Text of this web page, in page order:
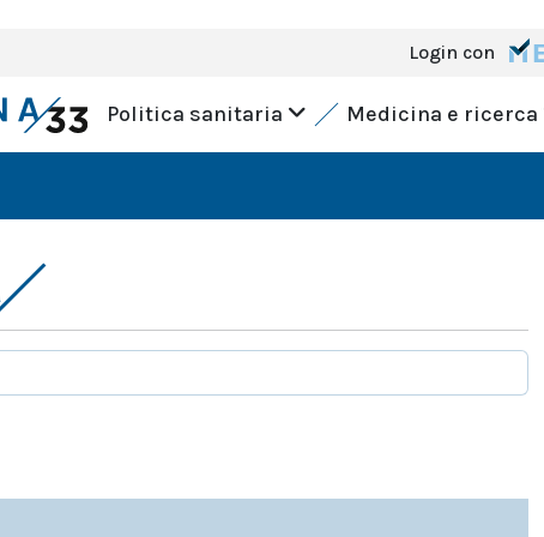
Login con
Politica sanitaria Medicina e ricerca